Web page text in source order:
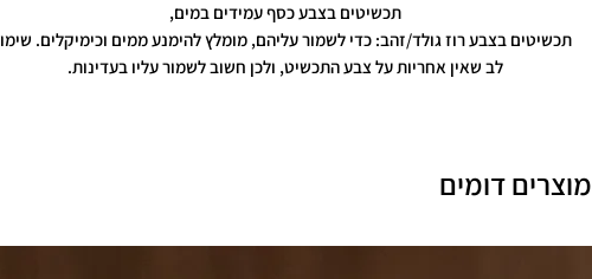
תכשיטים בצבע כסף עמידים במים,
תכשיטים בצבע רוז גולד/זהב: כדי לשמור עליהם, מומלץ להימנע ממים וכימיקלים. שימו
לב שאין אחריות על צבע התכשיט, ולכן חשוב לשמור עליו בעדינות.
מוצרים דומים